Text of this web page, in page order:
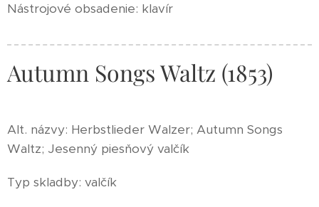
Nástrojové obsadenie: klavír
Autumn Songs Waltz (1853)
Alt. názvy: Herbstlieder Walzer; Autumn Songs
Waltz; Jesenný piesňový valčík
Typ skladby: valčík